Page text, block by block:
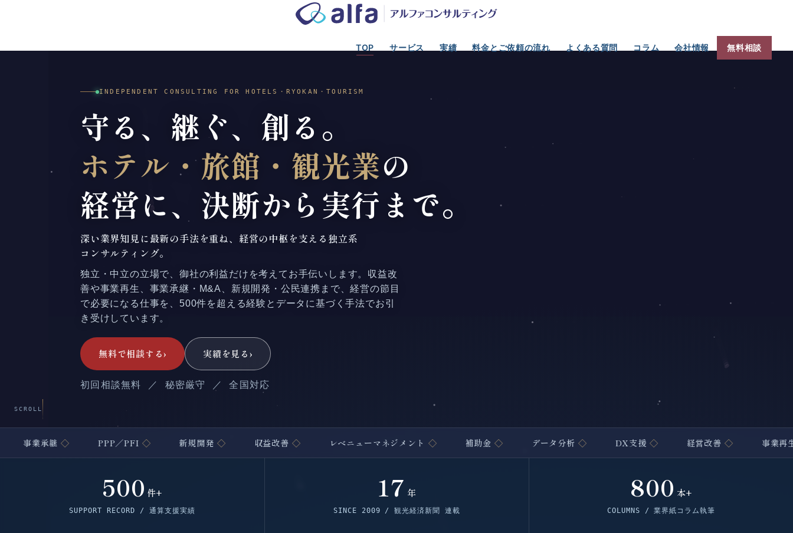
TOP サービス 実績 料金とご依頼の流れ よくある質問 コラム 会社情報 無料相談
INDEPENDENT CONSULTING FOR HOTELS・RYOKAN・TOURISM
守る、継ぐ、創る。
ホテル・旅館・観光業の
経営に、決断から実行まで。
深い業界知見に最新の手法を重ね、経営の中枢を支える独立系
コンサルティング。
独立・中立の立場で、御社の利益だけを考えてお手伝いします。収益改
善や事業再生、事業承継・M&A、新規開発・公民連携まで、経営の節目
で必要になる仕事を、500件を超える経験とデータに基づく手法でお引
き受けしています。
無料で相談する› 実績を見る›
初回相談無料 ／ 秘密厳守 ／ 全国対応
SCROLL
PPP／PFI ◇ 新規開発 収益改善 レベニューマネジメント◇ 補助金 データ分析 ◇ DX支援 経営改善 事業再生
500 件+
SUPPORT RECORD / 通算支援実績
17 年
SINCE 2009 / 観光経済新聞 連載
800 本+
COLUMNS / 業界紙コラム執筆